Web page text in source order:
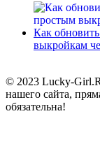
Как
выкройкам
© 2023 Lucky-
нашего сайта,
обязательна!